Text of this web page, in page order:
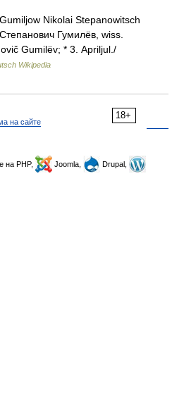
Nikolai Stepanowitsch
Гумилёв, wiss.
Gumilëv; * 3. Apriljul./
Wikipedia
18+
на сайте
на PHP, Joomla,
Drupal,